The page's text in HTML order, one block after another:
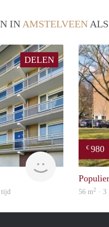
IN AMSTELVEEN
DELEN
Woning
tijd
€ 980
56 m2 · 3